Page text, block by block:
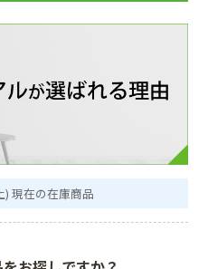
) 現在の在庫商品